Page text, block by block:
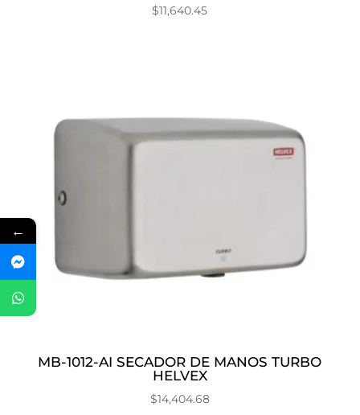
$11,640.45
MB-1012-AI SECADOR DE MANOS TURBO
HELVEX
$14,404.68
←